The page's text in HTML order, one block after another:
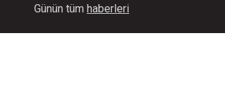
İzmir'de servis ücretlerine yüzde 35 zam talebi!
Günün tüm haberleri